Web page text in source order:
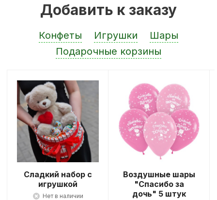
Добавить к заказу
Конфеты Игрушки
Шары
Подарочные корзины
Сладкий набор с
игрушкой
Нет в наличии
Воздушные шары
"Спасибо за
дочь" 5 штук